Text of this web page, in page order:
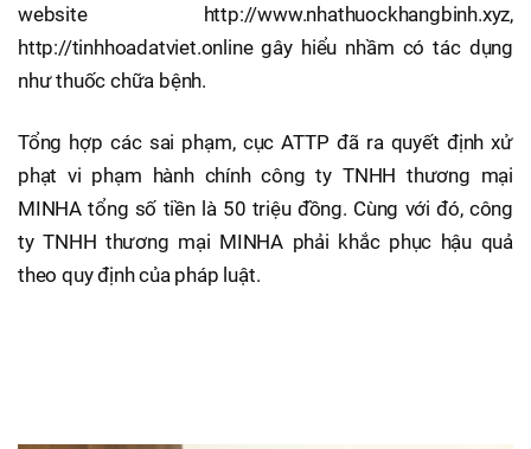
website http://www.nhathuockhangbinh.xyz,
http://tinhhoadatviet.online gây hiểu nhầm có tác dụng
như thuốc chữa bệnh.
Tổng hợp các sai phạm, cục ATTP đã ra quyết định xử
phạt vi phạm hành chính công ty TNHH thương mại
MINHA tổng số tiền là 50 triệu đồng. Cùng với đó, công
ty TNHH thương mại MINHA phải khắc phục hậu quả
theo quy định của pháp luật.